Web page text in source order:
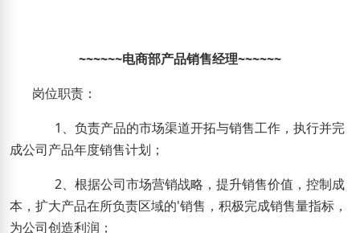
~~~~~~电商部产品销售经理~~~~~~
岗位职责：
1 、负责产品的市场渠道开拓与销售工作，执行并完
成公司产品年度销售计划；
2、根据公司市场营销战略，提升销售价值，控制成
本，扩大产品在所负责区域的'销售，积极完成销售量指标，
为公司创造利润；